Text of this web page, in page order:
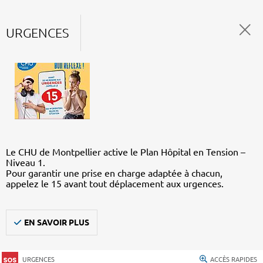
URGENCES
Le CHU de Montpellier active le Plan Hôpital en Tension –
Niveau 1.
Pour garantir une prise en charge adaptée à chacun,
appelez le 15 avant tout déplacement aux urgences.
EN SAVOIR PLUS
URGENCES ACCÈS RAPIDES